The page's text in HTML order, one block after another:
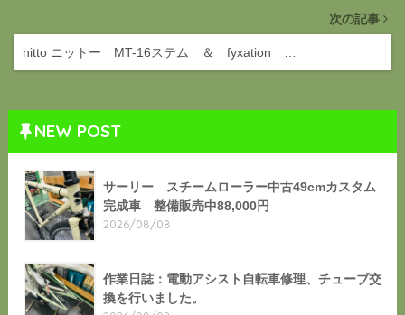
次の記事
nitto ニットー MT-16ステム ＆ fyxation …
NEW POST
サーリー スチームローラー中古49cmカスタム
完成車 整備販売中88,000円
2026/08/08
作業日誌：電動アシスト自転車修理、チューブ交
換を行いました。